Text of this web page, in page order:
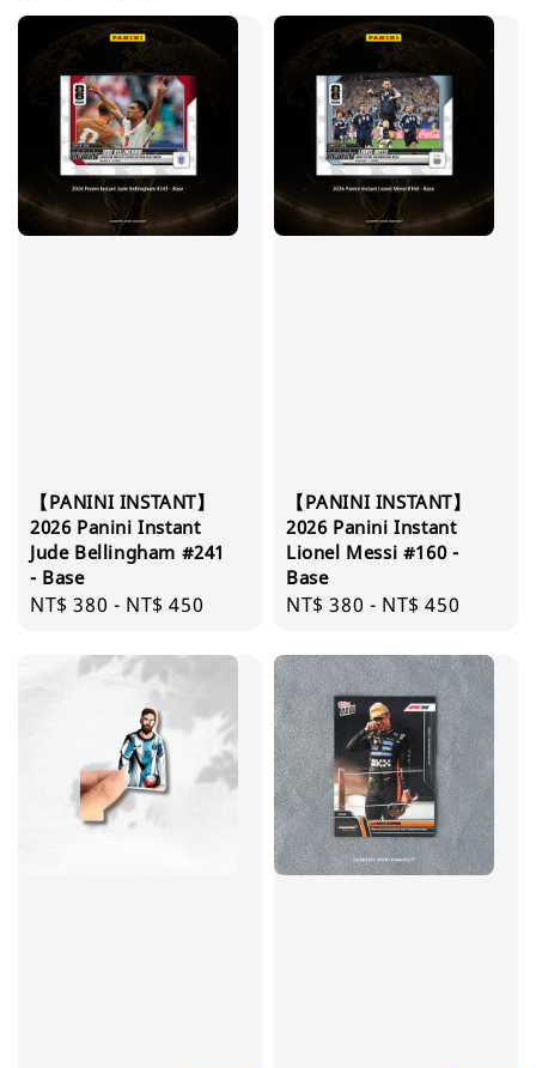
【PANINI INSTANT】
2026 Panini Instant
Jude Bellingham #241
- Base
Regular
NT$ 380 - NT$ 450
【PANINI INSTANT】
2026 Panini Instant
Lionel Messi #160 -
Base
Regular
NT$ 380 - NT$ 450